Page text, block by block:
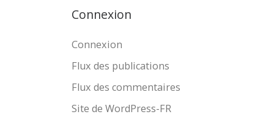
Connexion
Connexion
Flux des publications
Flux des commentaires
Site de WordPress-FR